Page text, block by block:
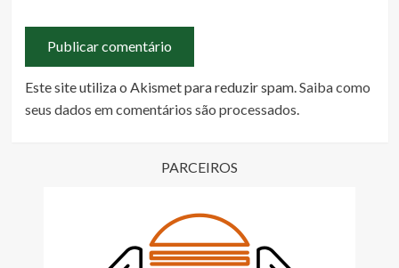
Este site utiliza o Akismet para reduzir spam.Saiba como
seus dados em comentários são processados.
PARCEIROS